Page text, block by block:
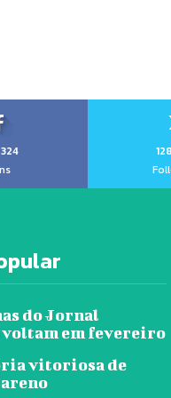
do Jornal
em fevereiro
vitoriosa de